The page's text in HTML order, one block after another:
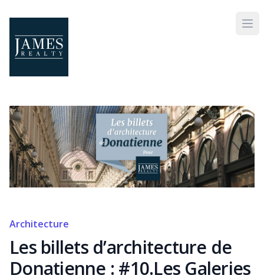
Architecture
Les billets d’architecture de
Donatienne : #10.Les Galeries